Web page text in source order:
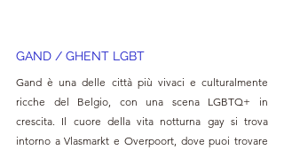
GAND / GHENT LGBT
Gand è una delle città più vivaci e culturalmente
ricche del Belgio, con una scena LGBTQ+ in
crescita. Il cuore della vita notturna gay si trova
intorno a Vlasmarkt e Overpoort, dove puoi trovare